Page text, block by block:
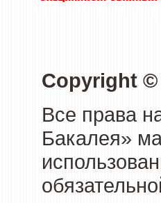
Copyright ©
Все права
Бакалея»